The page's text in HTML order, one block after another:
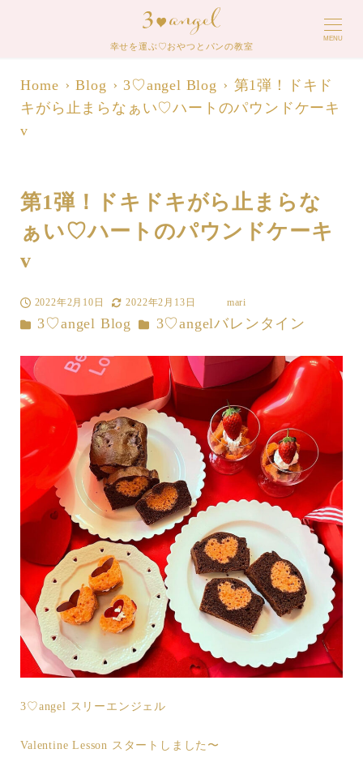
幸せを運ぶ♡おやつとパンの教室
MENU
Home Blog 3♡angel Blog
第1弾！ドキド
キがら止まらなぁい♡ハートのパウンドケーキ
v
第1弾！ドキドキがら止まらな
ぁい♡ハートのパウンドケーキ
v
投稿日
2022年2月10日
更新日
2022年2月13日
者
mari
カテゴリー
3♡angel Blog カテゴリー
3♡angelバレンタイン
3♡angel スリーエンジェル
Valentine Lesson スタートしました〜